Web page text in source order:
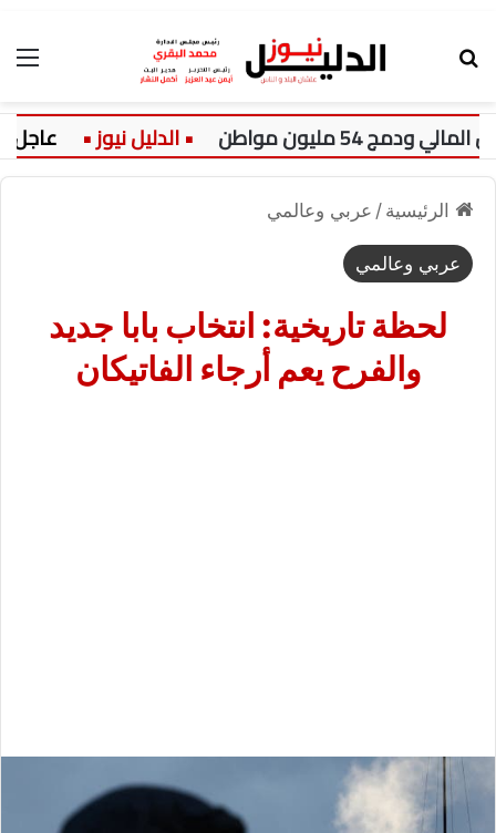
عاجل:
الرئيسية / عربي وعالمي
عربي وعالمي
لحظة تاريخية: انتخاب بابا جديد
والفرح يعم أرجاء الفاتيكان